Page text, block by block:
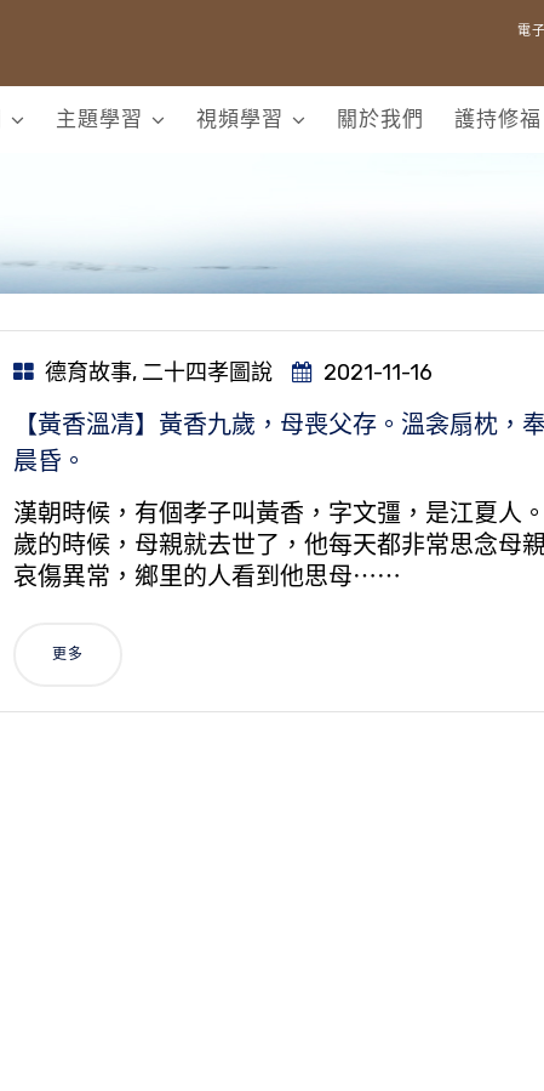
電
主題學習 視頻學習 關於我們 護持修福
德育故事, 二十四孝圖說 2021-11-16
【黃香溫凊】黃香九歲，母喪父存。溫衾扇枕，
晨昏。
漢朝時候，有個孝子叫黃香，字文彊，是江夏人
歲的時候，母親就去世了，他每天都非常思念母親
哀傷異常，鄉里的人看到他思母⋯⋯
更多